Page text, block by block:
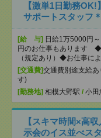
【激単1日勤務
サポートスタッフ
[給 与] 日給1万5000円
円のお仕事もあります ◆
（規定あり）◆お仕事に
[交通費]交通費別途支給あ
す)
[勤務地] 相模大野駅 / 小田
【スキマ時間×高
示会のイス並べス